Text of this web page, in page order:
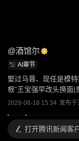
@酒馆尔
AI章节
娶过马蓉、现任是模
根”王宝强早改头换面|
2026-06-18 15:34 发布于
打开腾讯新闻客